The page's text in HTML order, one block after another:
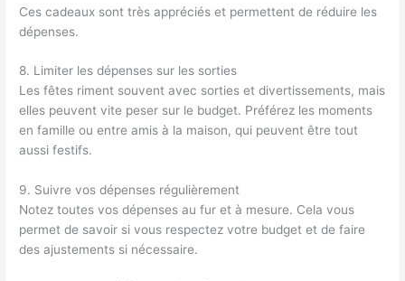
Ces cadeaux sont très appréciés et permettent de réduire les
dépenses.
8. Limiter les dépenses sur les sorties
Les fêtes riment souvent avec sorties et divertissements, mais
elles peuvent vite peser sur le budget. Préférez les moments
en famille ou entre amis à la maison, qui peuvent être tout
aussi festifs.
9. Suivre vos dépenses régulièrement
Notez toutes vos dépenses au fur et à mesure. Cela vous
permet de savoir si vous respectez votre budget et de faire
des ajustements si nécessaire.